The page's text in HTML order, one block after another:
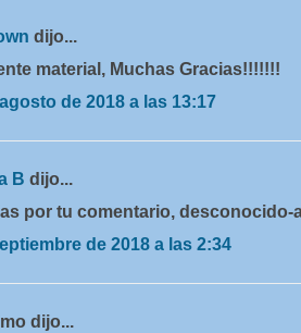
dijo...
material, Muchas Gracias!!!!!!!
de 2018 a las 13:17
B dijo...
por tu comentario, desconocido-
de 2018 a las 2:34
dijo...